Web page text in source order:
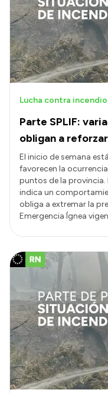
Parte SPLIF:
obligan a
Lucha contra
El inicio de semana
favorecen la
puntos de la provincia.
indica un
obliga a extremar la
Emergencia Ígnea